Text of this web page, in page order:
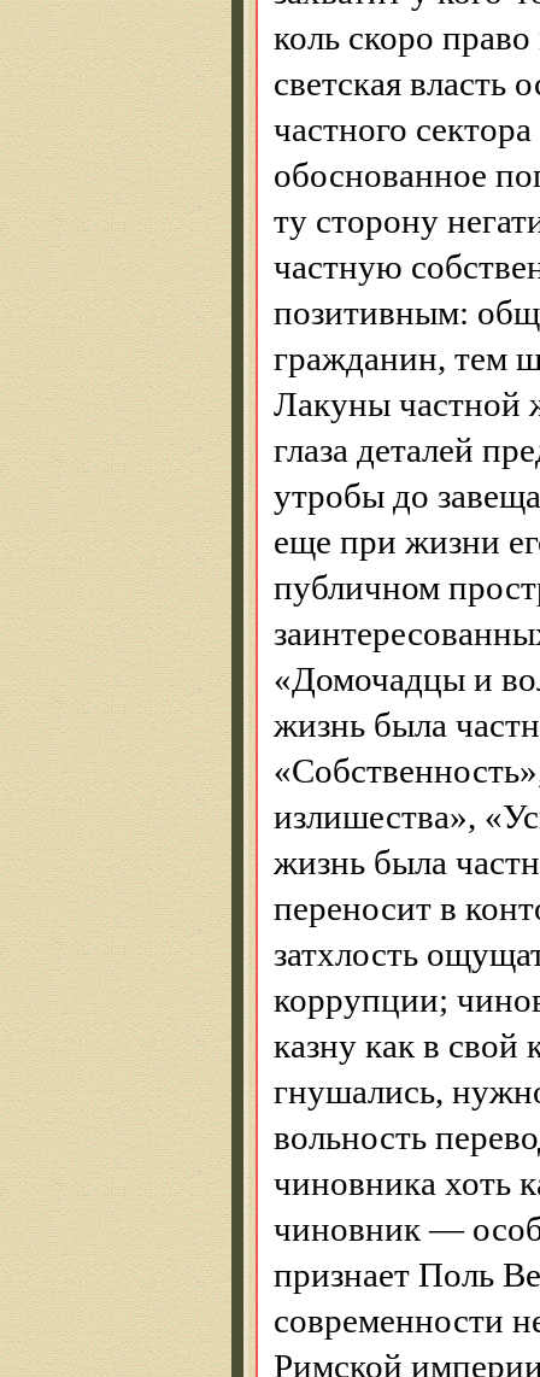
коль скоро
светская власть
частного
обоснованное
ту сторону
частную
позитивным:
гражданин, тем
Лакуны частной
глаза деталей
утробы до
еще при жизни
публичном
«Домочадцы и
жизнь была
излишества»,
жизнь была
переносит в
затхлость
коррупции;
казну как в свой
гнушались,
вольность
чиновника хоть
чиновник —
признает Поль
современности
Римской